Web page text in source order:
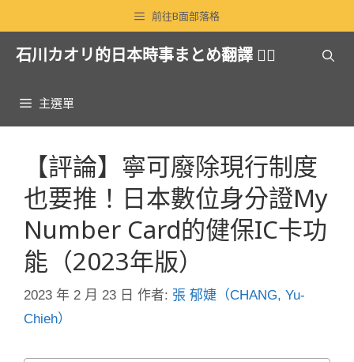
至
前往B面部落格
石川カオリ的日本時事まとめ翻譯 🏳️‍🌈
主選單
【評論】寧可廢除現行制度
也要推！日本數位身分證My
Number Card的健保IC卡功
能（2023年版）
2023 年 2 月 23 日 作者: 張 郁婕（CHANG, Yu-
Chieh）